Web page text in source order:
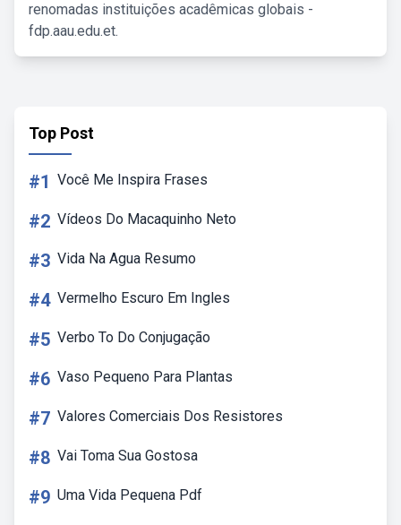
renomadas instituições acadêmicas globais -
fdp.aau.edu.et.
Top Post
#1 Você Me Inspira Frases
#2 Vídeos Do Macaquinho Neto
#3 Vida Na Agua Resumo
#4 Vermelho Escuro Em Ingles
#5 Verbo To Do Conjugação
#6 Vaso Pequeno Para Plantas
#7 Valores Comerciais Dos Resistores
#8 Vai Toma Sua Gostosa
#9 Uma Vida Pequena Pdf